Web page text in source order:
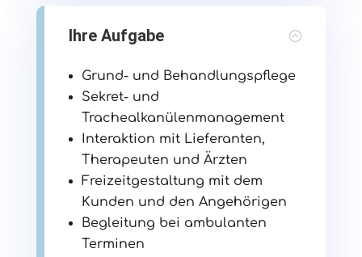
Ihre Aufgabe
Grund- und Behandlungspflege
Sekret- und
Trachealkanülenmanagement
Interaktion mit Lieferanten,
Therapeuten und Ärzten
Freizeitgestaltung mit dem
Kunden und den Angehörigen
Begleitung bei ambulanten
Terminen